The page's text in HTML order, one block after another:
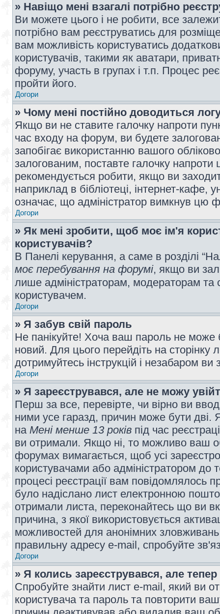
» Навіщо мені взагалі потрібно
Ви можете цього і не робити, все
потрібно вам реєструватись для
вам можливість користуватись
користувачів, такими як аватари,
форуму, участь в групах і т.п. Процес
пройти його.
Догори
» Чому мені постійно доводиться
Якщо ви не ставите галочку напроти
час входу на форум, ви будете
запобігає використанню вашого
залогованим, поставте галочку
рекомендується робити, якщо ви
наприклад в бібліотеці, інтернет-кафе,
означає, що адміністратор вимкнув цю
Догори
» Як мені зробити, щоб моє ім'я
користувачів?
В Панелі керування, а саме в розділі
моє перебування на форумі, якщо ви
лише адміністраторам, модераторам
користувачем.
Догори
» Я забув свій пароль
Не панікуйте! Хоча ваш пароль не може
новий. Для цього перейдіть на сторінку
дотримуйтесь інструкцій і незабаром
Догори
» Я зареєструвався, але не можу
Перш за все, перевірте, чи вірно ви
ними усе гаразд, причин може бути дві.
на Мені менше 13 років під час
ви отримали. Якщо ні, то можливо ваш
форумах вимагається, щоб усі
користувачами або адміністратором до
процесі реєстрації вам повідомлялось
було надіслано лист електронною
отримали листа, переконайтесь що ви
причина, з якої використовується
можливостей для анонімних
правильну адресу e-mail, спробуйте
Догори
» Я колись зареєструвався, але
Спробуйте знайти лист e-mail, який ви
користувача та пароль та повторити